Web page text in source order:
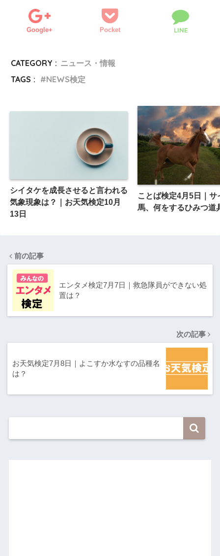
Google+ Pocket LINE
CATEGORY : ニュース・情報
TAGS :
NEWS検定
シイタケを成長させると言われる
気象現象は？｜お天気検定10月
13日
ことば検定4月5日｜サ
馬、何をするひみつ道
前の記事
エンタメ検定7月7日｜救急隊員ができない処
置は？
次の記事
お天気検定7月8日｜よこすか水なすの品種名
は？